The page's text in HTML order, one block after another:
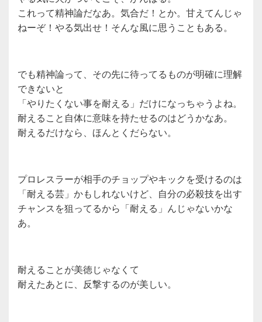
これって精神論だなあ。気合だ！とか。甘えてんじゃ
ねーぞ！やる気出せ！そんな風に思うこともある。
でも精神論って、その先に待ってるものが明確に理解
できないと
「やりたくない事を耐える」だけになっちゃうよね。
耐えること自体に意味を持たせるのはどうかなあ。
耐えるだけなら、ほんとくだらない。
プロレスラーが相手のチョップやキックを受けるのは
「耐える芸」かもしれないけど、自分の必殺技を出す
チャンスを狙ってるから「耐える」んじゃないかな
あ。
耐えることが美徳じゃなくて
耐えたあとに、反撃するのが美しい。